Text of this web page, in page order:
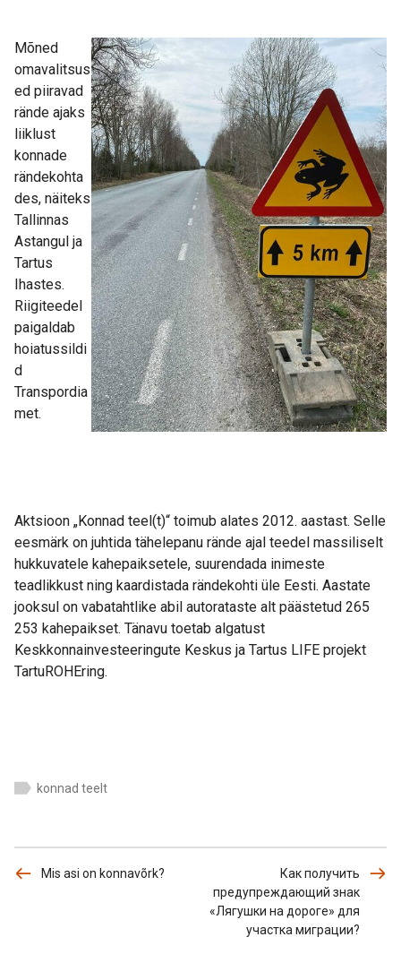
Mõned
omavalitsus
ed piiravad
rände ajaks
liiklust
konnade
rändekohta
des, näiteks
Tallinnas
Astangul ja
Tartus
Ihastes.
Riigiteedel
paigaldab
hoiatussildi
d
Transpordia
met.
Aktsioon „Konnad teel(t)“ toimub alates 2012. aastast. Selle
eesmärk on juhtida tähelepanu rände ajal teedel massiliselt
hukkuvatele kahepaiksetele, suurendada inimeste
teadlikkust ning kaardistada rändekohti üle Eesti. Aastate
jooksul on vabatahtlike abil autorataste alt päästetud 265
253 kahepaikset. Tänavu toetab algatust
Keskkonnainvesteeringute Keskus ja Tartus LIFE projekt
TartuROHEring.
konnad teelt
Mis asi on konnavõrk?
Как получить
предупреждающий знак
«Лягушки на дороге» для
участка миграции?